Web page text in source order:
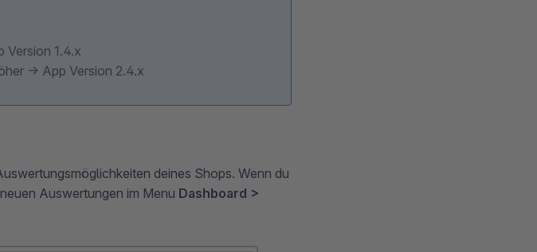
Version 1.4.x
-> App Version 2.4.x
deines Shops. Wenn du
Auswertungen im Menu Dashboard >